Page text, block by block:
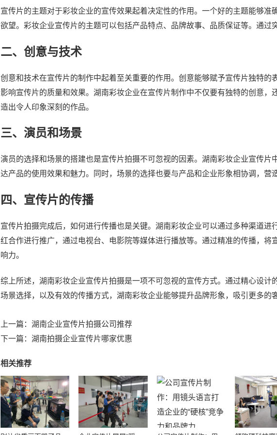
宣传片的主题对于彩妆企业的宣传效果起着决定性的作用。一个好的主题能够
欲望。彩妆企业宣传片的主题可以包括产品特点、品牌故事、品质保证等。通过
二、创意与技术
创意和技术在宣传片的制作中起着至关重要的作用。创意能够赋予宣传片独特
影响宣传片的质量和效果。湖南彩妆企业在宣传片制作中不仅要有独特的创意
造出令人印象深刻的作品。
三、演员和场景
演员的选择和场景的搭建也是宣传片拍摄不可忽视的因素。湖南彩妆企业宣传
达产品的使用效果和魅力。同时，场景的选择也要与产品和企业形象相协调，营
四、宣传片的传播
宣传片拍摄完成后，如何进行传播也是关键。湖南彩妆企业可以通过多种渠道进
红合作进行推广，通过电视台、电影院等媒体进行播放等。通过精准的传播，
响力。
综上所述，湖南彩妆企业宣传片拍摄是一项不可忽视的宣传方式。通过精心设计
场景选择，以及有效的传播方式，湖南彩妆企业能够提升品牌形象，吸引更多的
上一篇： 湖南企业宣传片拍摄公司推荐
下一篇： 湖南拍摄企业宣传片哪家优惠
相关推荐